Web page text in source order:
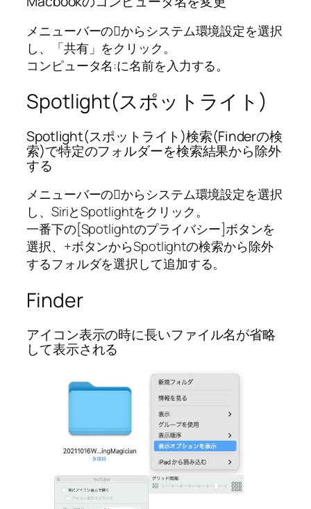
メニューバーのからシステム環境設定を選択
し、「共有」をクリック。
コンピュータ名:に名前を入力する。
Spotlight(スポットライト)
Spotlight(スポットライト)検索(Finderの検
索)で特定のフォルダーを検索結果から除外
する
メニューバーのからシステム環境設定を選択
し、SiriとSpotlightをクリック。
一番下の[Spotlightのプライバシー]ボタンを
選択、+ボタンからSpotlightの検索から除外
するフォルダを選択して追加する。
Finder
アイコン表示の時に長いファイル名が省略
して表示される